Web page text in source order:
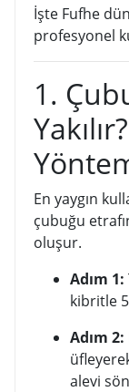
İşte Fufhe
profesyonel
1.
En yaygın
çubuğu
oluşur.
Adım 1:
kibritle
Adım 2:
alevi